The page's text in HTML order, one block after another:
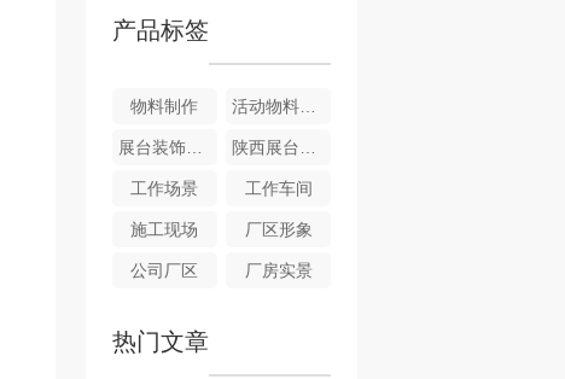
产品标签
物料制作 活动物料制作
展台装饰布置 陕西展台装饰布置
工作场景 工作车间
施工现场 厂区形象
公司厂区 厂房实景
热门文章